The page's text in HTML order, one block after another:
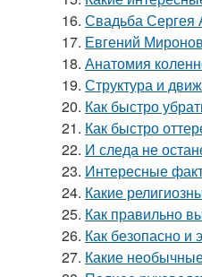
16. Свадьба Сергея
17. Евгений
18. Анатомия
19. Структура и
20. Как быстро
21. Как быстро
22. И следа не
23. Интересные
24. Какие
25. Как правильно
26. Как безопасно и
27. Какие